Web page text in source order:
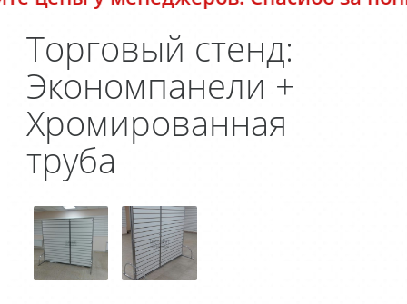
Торговый стенд:
Экономпанели +
Хромированная
труба